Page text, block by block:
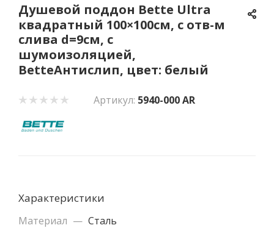
Душевой поддон Bette Ultra
квадратный 100×100см, с отв-м
слива d=9см, с
шумоизоляцией,
BetteАнтислип, цвет: белый
Артикул: 5940-000 AR
Характеристики
Материал — Сталь